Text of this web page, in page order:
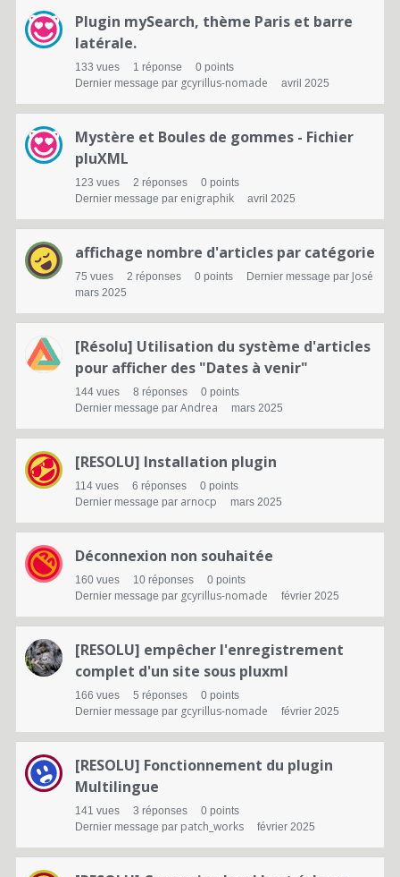
Plugin mySearch, thème Paris et barre
latérale.
133 vues 1 réponse 0 points
Dernier message par gcyrillus-nomade avril 2025
Mystère et Boules de gommes - Fichier
pluXML
123 vues 2 réponses 0 points
Dernier message par enigraphik avril 2025
affichage nombre d'articles par catégorie
75 vues 2 réponses 0 points Dernier message par José
mars 2025
[Résolu] Utilisation du système d'articles
pour afficher des "Dates à venir"
144 vues 8 réponses 0 points
Dernier message par Andrea mars 2025
[RESOLU] Installation plugin
114 vues 6 réponses 0 points
Dernier message par arnocp mars 2025
Déconnexion non souhaitée
160 vues 10 réponses 0 points
Dernier message par gcyrillus-nomade février 2025
[RESOLU] empêcher l'enregistrement
complet d'un site sous pluxml
166 vues 5 réponses 0 points
Dernier message par gcyrillus-nomade février 2025
[RESOLU] Fonctionnement du plugin
Multilingue
141 vues 3 réponses 0 points
Dernier message par patch_works février 2025